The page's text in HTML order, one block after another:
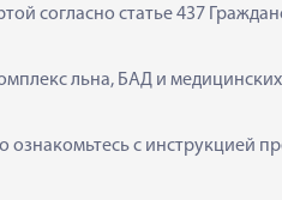
согласно статье 437
льна, БАД и
с инструкцией